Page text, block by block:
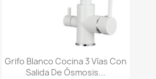
Grifo Blanco Cocina 3 Vías Con
Salida De Ósmosis...